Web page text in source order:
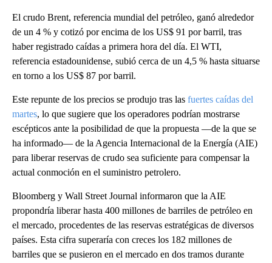
El crudo Brent, referencia mundial del petróleo, ganó alrededor
de un 4 % y cotizó por encima de los US$ 91 por barril, tras
haber registrado caídas a primera hora del día. El WTI,
referencia estadounidense, subió cerca de un 4,5 % hasta situarse
en torno a los US$ 87 por barril.
Este repunte de los precios se produjo tras las fuertes caídas del
martes, lo que sugiere que los operadores podrían mostrarse
escépticos ante la posibilidad de que la propuesta —de la que se
ha informado— de la Agencia Internacional de la Energía (AIE)
para liberar reservas de crudo sea suficiente para compensar la
actual conmoción en el suministro petrolero.
Bloomberg y Wall Street Journal informaron que la AIE
propondría liberar hasta 400 millones de barriles de petróleo en
el mercado, procedentes de las reservas estratégicas de diversos
países. Esta cifra superaría con creces los 182 millones de
barriles que se pusieron en el mercado en dos tramos durante